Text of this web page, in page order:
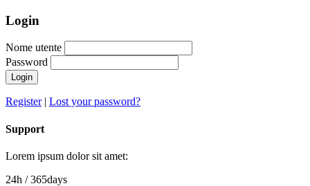
Login
Nome utente
Password
Login
Register| Lost your password?
Support
Lorem ipsum dolor sit amet:
24h / 365days